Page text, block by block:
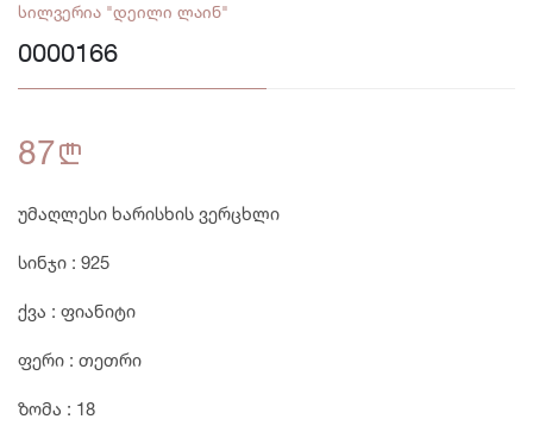
სილვერია "დეილი ლაინ"
0000166
87n
უმაღლესი ხარისხის ვერცხლი
სინჯი : 925
ქვა : ფიანიტი
ფერი : თეთრი
ზომა : 18